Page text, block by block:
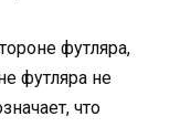
футляра,
футляра не
что